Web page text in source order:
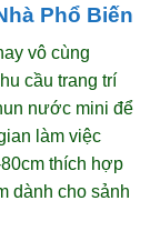
Phổ Biến
vô cùng
cầu trang trí
nước mini để
làm việc
thích hợp
dành cho sảnh